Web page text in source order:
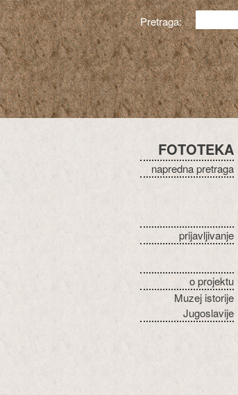
Pretraga:
FOTOTEKA
napredna pretraga
prijavljivanje
o projektu
Muzej istorije
Jugoslavije